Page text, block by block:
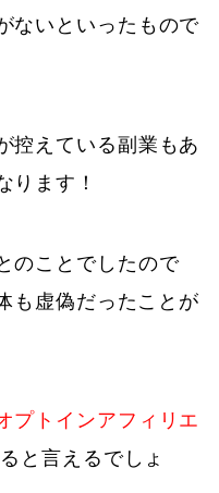
ないといったもので
控えている副業もあ
ります！
のことでしたので
も虚偽だったことが
プトインアフィリエ
と言えるでしょ